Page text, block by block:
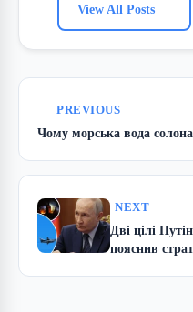
View All Posts
PREVIOUS
Чому морська вода
NEXT
Дві цілі
пояснив